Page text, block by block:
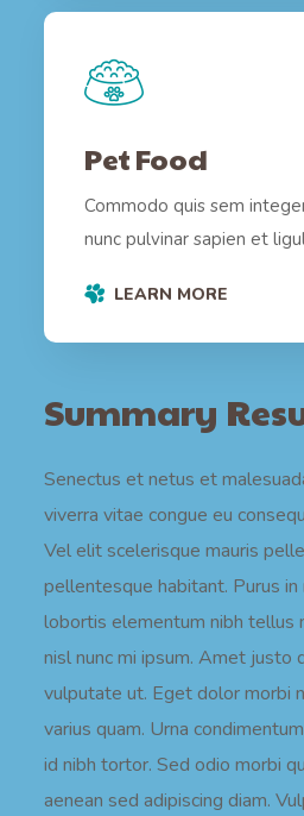
Pet Food
Commodo quis sem
nunc pulvinar sapien et
LEARN MORE
Summary
Senectus et netus et
viverra vitae congue eu
Vel elit scelerisque mauris
pellentesque habitant. Purus in
lobortis elementum nibh tellus
nisl nunc mi ipsum. Amet justo
vulputate ut. Eget dolor morbi
varius quam. Urna
id nibh tortor. Sed odio morbi
aenean sed adipiscing diam.